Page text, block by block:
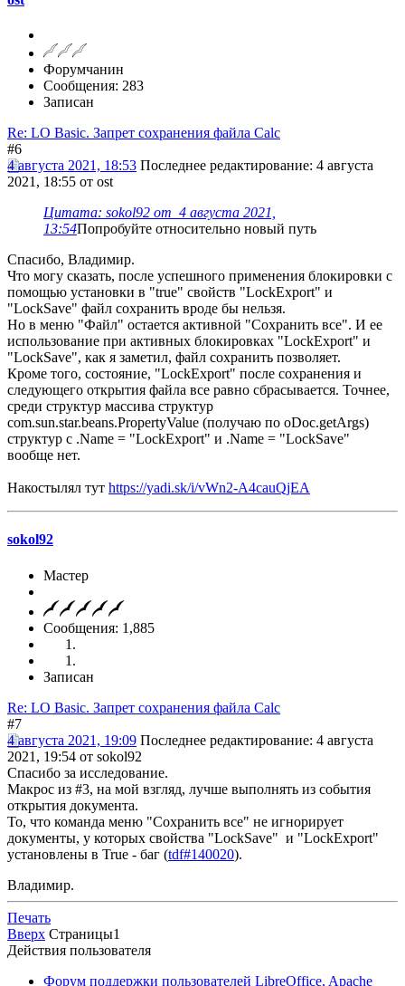
Форумчанин
Сообщения: 283
Записан
Re: LO Basic. Запрет сохранения файла Calc
#6
4 августа 2021, 18:53 Последнее редактирование: 4 августа
2021, 18:55 от ost
Цитата: sokol92 от 4 августа 2021,
13:54Попробуйте относительно новый путь
Спасибо, Владимир.
Что могу сказать, после успешного применения блокировки с
помощью установки в "true" свойств "LockExport" и
"LockSave" файл сохранить вроде бы нельзя.
Но в меню "Файл" остается активной "Сохранить все". И ее
использование при активных блокировках "LockExport" и
"LockSave", как я заметил, файл сохранить позволяет.
Кроме того, состояние, "LockExport" после сохранения и
следующего открытия файла все равно сбрасывается. Точнее,
среди структур массива структур
com.sun.star.beans.PropertyValue (получаю по oDoc.getArgs)
структур с .Name = "LockExport" и .Name = "LockSave"
вообще нет.
Накостылял тут https://yadi.sk/i/vWn2-A4cauQjEA
sokol92
Мастер
Сообщения: 1,885
Записан
Re: LO Basic. Запрет сохранения файла Calc
#7
4 августа 2021, 19:09 Последнее редактирование: 4 августа
2021, 19:54 от sokol92
Спасибо за исследование.
Макрос из #3, на мой взгляд, лучше выполнять из события
открытия документа.
То, что команда меню "Сохранить все" не игнорирует
документы, у которых свойства "LockSave" и "LockExport"
установлены в True - баг (tdf#140020).
Владимир.
Печать
Вверх Страницы1
Действия пользователя
Форум поддержки пользователей LibreOffice, Apache